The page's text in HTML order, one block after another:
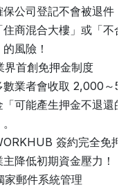
保公司登記不會被退件
住商混合大樓」或「不合
風險！
界首創免押金制度
數業者會收取 2,000～
「可能產生押金不退還的
。
簽約完全免押
主降低初期資金壓力！
家郵件系統管理